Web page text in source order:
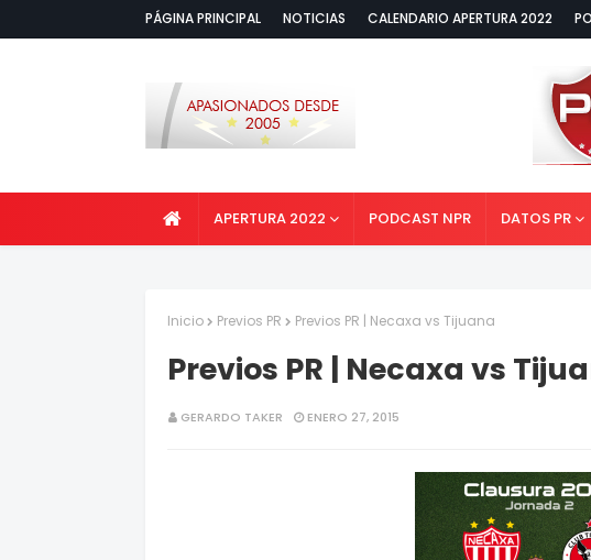
PÁGINA PRINCIPAL NOTICIAS CALENDARIO APERTURA 2022
APERTURA 2022 PODCAST NPR DATOS PR
Inicio Previos PR Previos PR | Necaxa vs Tijuana
Previos PR | Necaxa vs
GERARDO TAKER ENERO 27, 2015